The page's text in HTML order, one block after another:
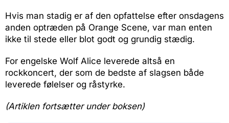
Hvis man stadig er af den opfattelse efter onsdagens
anden optræden på Orange Scene, var man enten
ikke til stede eller blot godt og grundig stædig.
For engelske Wolf Alice leverede altså en
rockkoncert, der som de bedste af slagsen både
leverede følelser og råstyrke.
(Artiklen fortsætter under boksen)